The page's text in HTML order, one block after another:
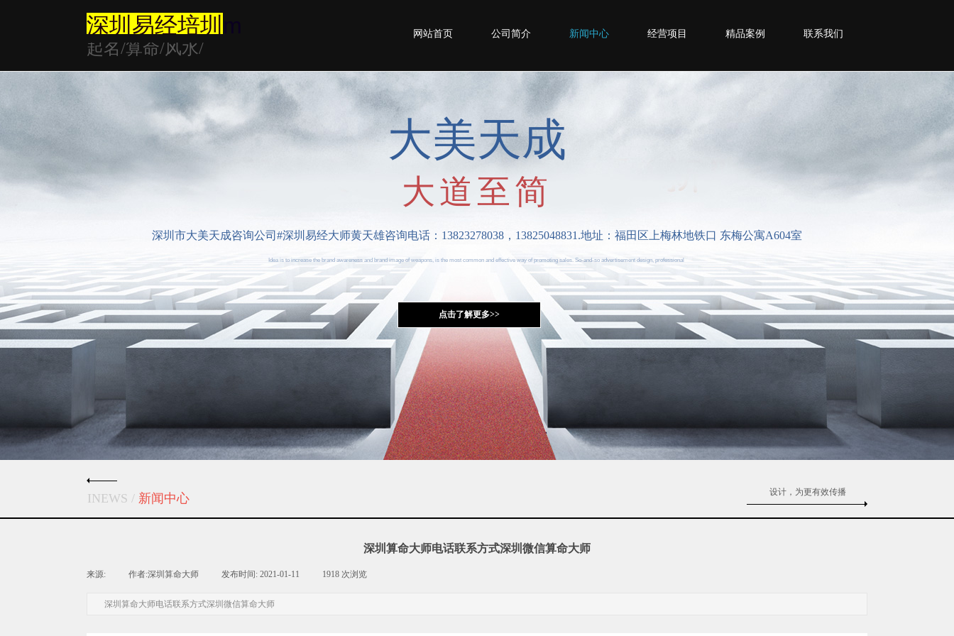
网站首页 公司简介 新闻中心 经营项目 精品案例 联系我们
起名/算命/风水/
深圳易经培圳
大道至简
大美天成
点击了解更多>>
深圳市大美天成咨询公司#深圳易经大师黄天雄咨询电话：13823278038，13825048831.地址：福田区上梅林地铁口 东梅公寓A604室
Idea is to increase the brand awareness and brand image of weapons, is the most common and effective way of promoting sales. So-and-so advertisement design, professional
设计，为更有效传播
INEWS / 新闻中心
深圳算命大师电话联系方式深圳微信算命大师
来源: 作者:深圳算命大师 发布时间: 2021-01-11 1918 次浏览
深圳算命大师电话联系方式深圳微信算命大师